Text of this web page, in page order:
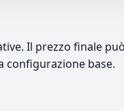
Il prezzo finale
configurazione base.